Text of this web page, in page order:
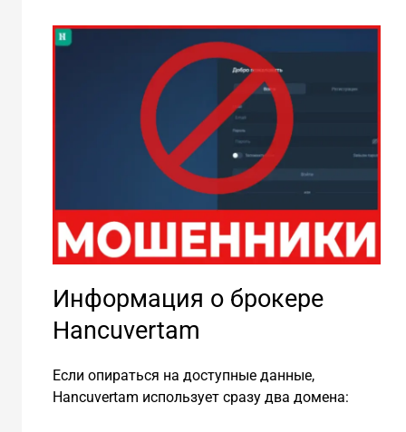
Информация о брокере
Hancuvertam
Если опираться на доступные данные,
Hancuvertam использует сразу два домена: